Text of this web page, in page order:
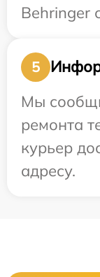
Behringer
5
Мы
ремонта
курьер
адресу.